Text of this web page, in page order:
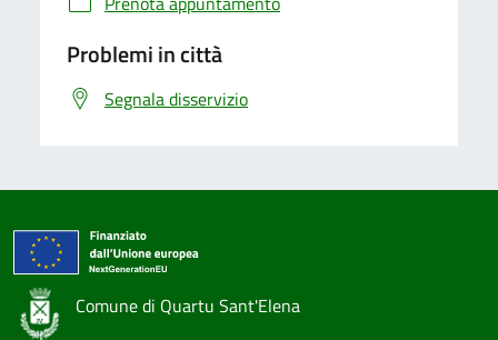
Problemi in città
Segnala disservizio
Comune di Quartu Sant'Elena